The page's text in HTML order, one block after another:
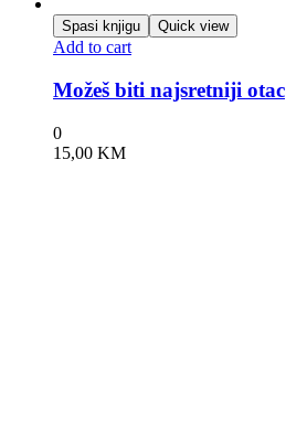
Spasi knjigu Quick view
Add to cart
Možeš biti najsretniji otac
0
15,00 KM